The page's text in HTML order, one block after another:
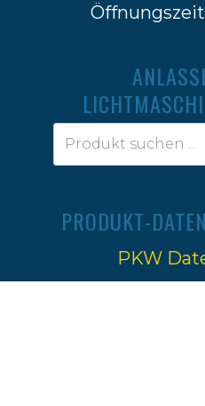
PRODUKT-
PKW